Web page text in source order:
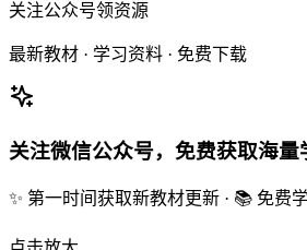
关注公众号领资源
最新教材 · 学习资料 · 免费下载
关注微信公众号，免费获取海量
✨ 第一时间获取新教材更新 · 📚 免费